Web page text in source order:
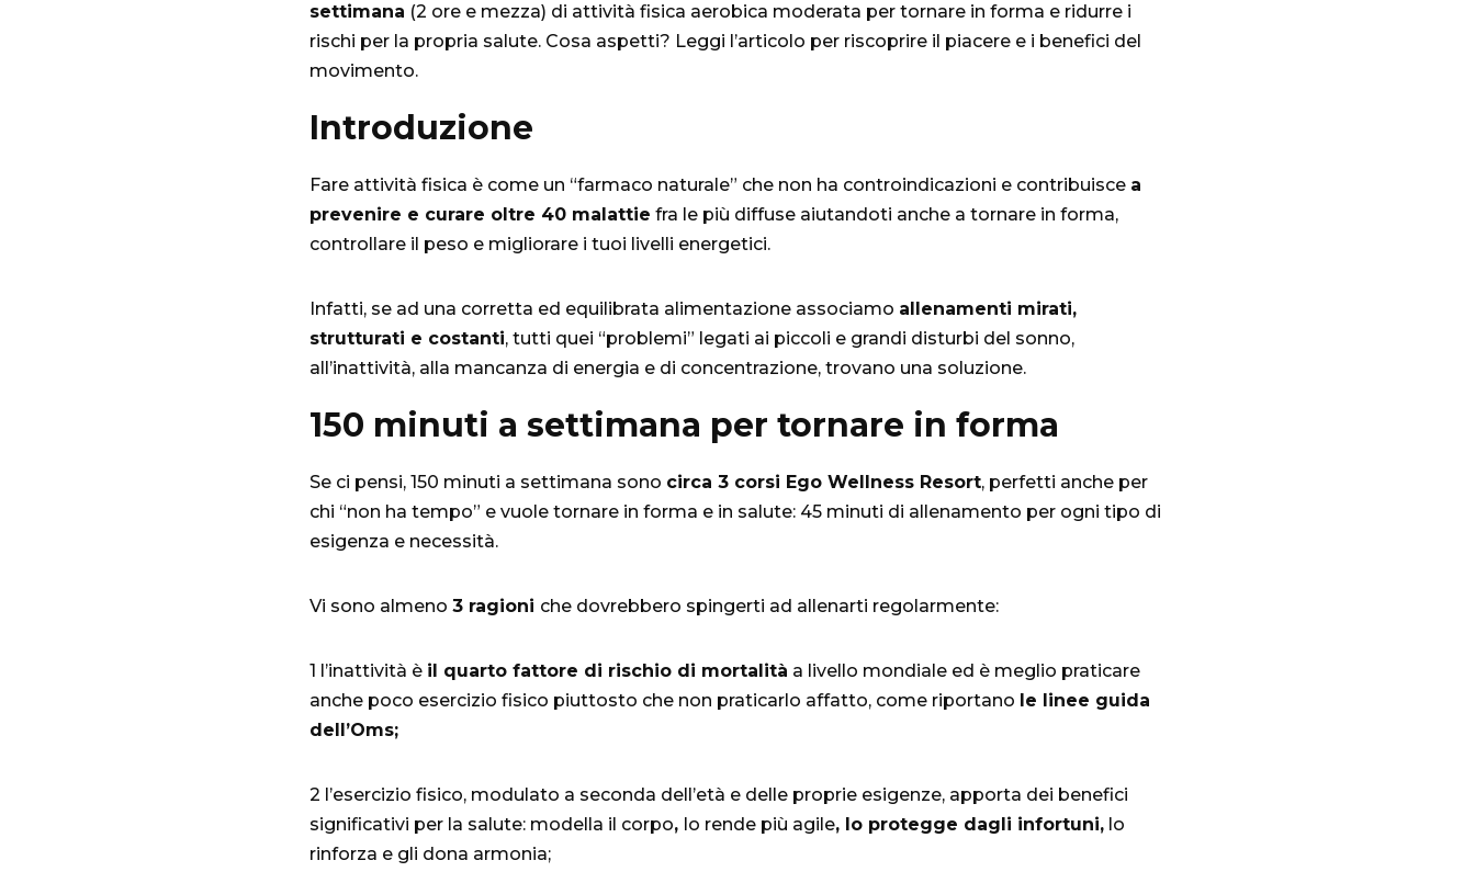
settimana (2 ore e mezza) di attività fisica aerobica moderata per tornare in forma e ridurre i
rischi per la propria salute. Cosa aspetti? Leggi l’articolo per riscoprire il piacere e i benefici del
movimento.
Introduzione
Fare attività fisica è come un “farmaco naturale” che non ha controindicazioni e contribuisce a
prevenire e curare oltre 40 malattie fra le più diffuse aiutandoti anche a tornare in forma,
controllare il peso e migliorare i tuoi livelli energetici.
Infatti, se ad una corretta ed equilibrata alimentazione associamo allenamenti mirati,
strutturati e costanti, tutti quei “problemi” legati ai piccoli e grandi disturbi del sonno,
all’inattività, alla mancanza di energia e di concentrazione, trovano una soluzione.
150 minuti a settimana per tornare in forma
Se ci pensi, 150 minuti a settimana sono circa 3 corsi Ego Wellness Resort, perfetti anche per
chi “non ha tempo” e vuole tornare in forma e in salute: 45 minuti di allenamento per ogni tipo di
esigenza e necessità.
Vi sono almeno 3 ragioni che dovrebbero spingerti ad allenarti regolarmente:
1 l’inattività è il quarto fattore di rischio di mortalità a livello mondiale ed è meglio praticare
anche poco esercizio fisico piuttosto che non praticarlo affatto, come riportano le linee guida
dell’Oms;
2 l’esercizio fisico, modulato a seconda dell’età e delle proprie esigenze, apporta dei benefici
significativi per la salute: modella il corpo, lo rende più agile, lo protegge dagli infortuni, lo
rinforza e gli dona armonia;